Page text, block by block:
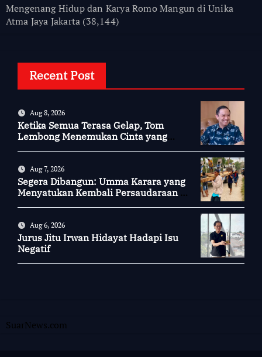
Mengenang Hidup dan Karya Romo Mangun di Unika
Atma Jaya Jakarta (38,144)
Recent Post
Aug 8, 2026
Ketika Semua Terasa Gelap, Tom
Lembong Menemukan Cinta yang
Aug 7, 2026
Segera Dibangun: Umma Karara yang
Menyatukan Kembali Persaudaraan di
Aug 6, 2026
Jurus Jitu Irwan Hidayat Hadapi Isu
Negatif
SuarNews.com